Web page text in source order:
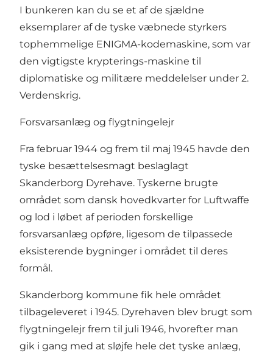
I bunkeren kan du se et af de sjældne
eksemplarer af de tyske væbnede styrkers
tophemmelige ENIGMA-kodemaskine, som var
den vigtigste krypterings-maskine til
diplomatiske og militære meddelelser under 2.
Verdenskrig.
Forsvarsanlæg og flygtningelejr
Fra februar 1944 og frem til maj 1945 havde den
tyske besættelsesmagt beslaglagt
Skanderborg Dyrehave. Tyskerne brugte
området som dansk hovedkvarter for Luftwaffe
og lod i løbet af perioden forskellige
forsvarsanlæg opføre, ligesom de tilpassede
eksisterende bygninger i området til deres
formål.
Skanderborg kommune fik hele området
tilbageleveret i 1945. Dyrehaven blev brugt som
flygtningelejr frem til juli 1946, hvorefter man
gik i gang med at sløjfe hele det tyske anlæg,